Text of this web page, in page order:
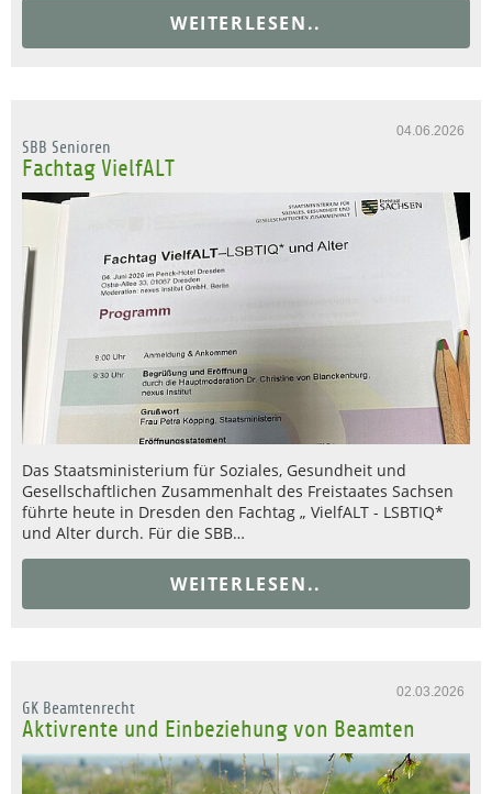
WEITERLESEN..
04.06.2026
SBB Senioren
Fachtag VielfALT
Das Staatsministerium für Soziales, Gesundheit und
Gesellschaftlichen Zusammenhalt des Freistaates Sachsen
führte heute in Dresden den Fachtag „ VielfALT - LSBTIQ*
und Alter durch. Für die SBB…
WEITERLESEN..
02.03.2026
GK Beamtenrecht
Aktivrente und Einbeziehung von Beamten